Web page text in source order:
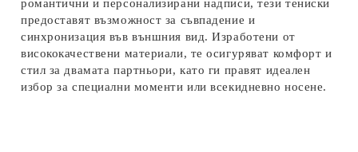
романтични и персонализирани надписи, тези тениски
предоставят възможност за съвпадение и
синхронизация във външния вид. Изработени от
висококачествени материали, те осигуряват комфорт и
стил за двамата партньори, като ги правят идеален
избор за специални моменти или всекидневно носене.